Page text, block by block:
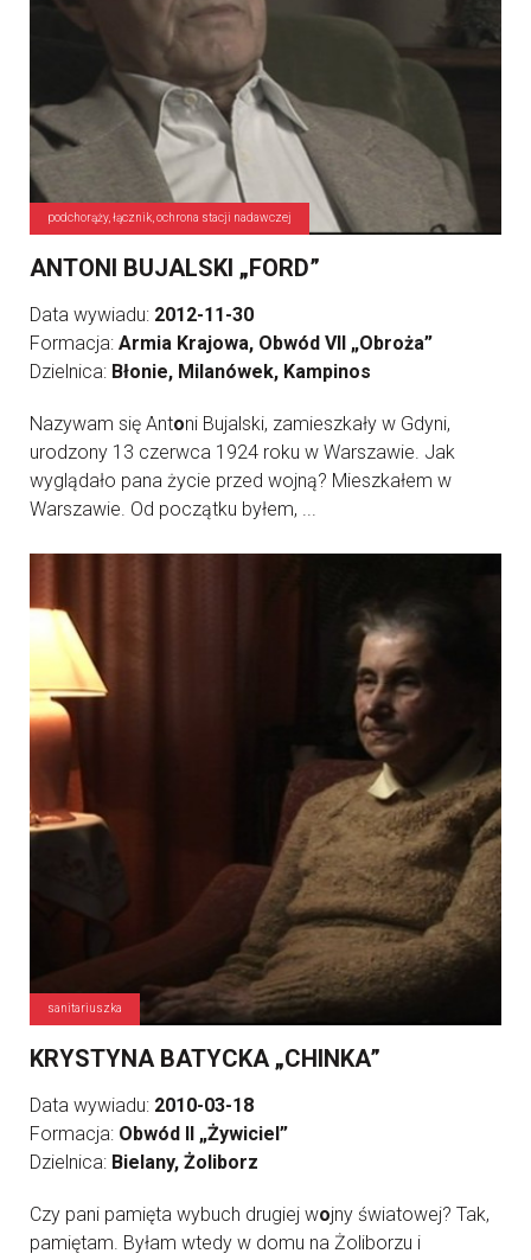
podchorąży, łącznik, ochrona stacji nadawczej
ANTONI BUJALSKI „FORD”
Data wywiadu: 2012-11-30
Formacja: Armia Krajowa, Obwód VII „Obroża”
Dzielnica: Błonie, Milanówek, Kampinos
Nazywam się Antoni Bujalski, zamieszkały w Gdyni,
urodzony 13 czerwca 1924 roku w Warszawie. Jak
wyglądało pana życie przed wojną? Mieszkałem w
Warszawie. Od początku byłem, ...
sanitariuszka
KRYSTYNA BATYCKA „CHINKA”
Data wywiadu: 2010-03-18
Formacja: Obwód II „Żywiciel”
Dzielnica: Bielany, Żoliborz
Czy pani pamięta wybuch drugiej wojny światowej? Tak,
pamiętam. Byłam wtedy w domu na Żoliborzu i